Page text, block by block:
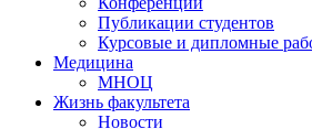
Публикации студентов
Курсовые и дипломные
Медицина
МНОЦ
Жизнь факультета
Новости